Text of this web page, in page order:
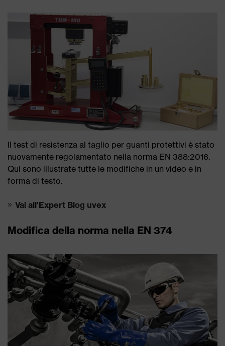
Il test di resistenza al taglio per guanti protettivi è stato
nuovamente regolamentato nella norma EN 388:2016.
Qui sono illustrate tutte le modifiche in un video e in
forma di testo.
Vai all'Expert Blog uvex
Modifica della norma nella EN 374